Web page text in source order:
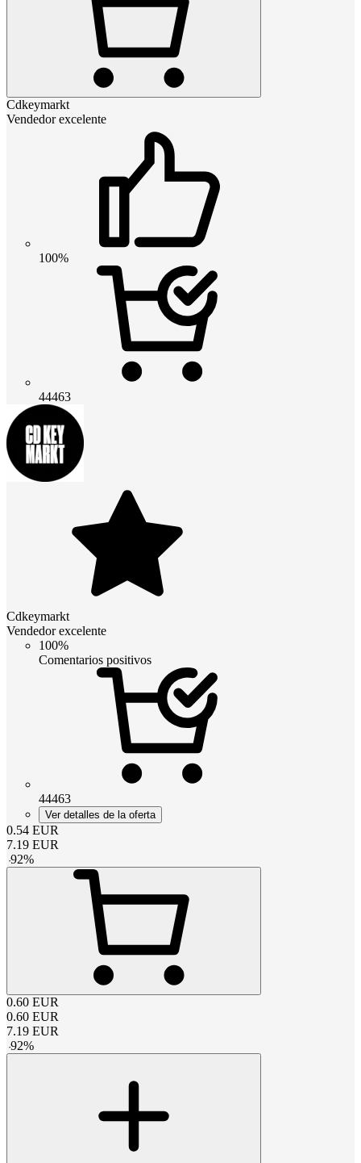
Cdkeymarkt
Vendedor excelente
100%
44463
Cdkeymarkt
Vendedor excelente
100%
Comentarios positivos
44463
Ver detalles de la oferta
0.54 EUR
7.19 EUR
-92%
0.60 EUR
0.60 EUR
7.19 EUR
-92%